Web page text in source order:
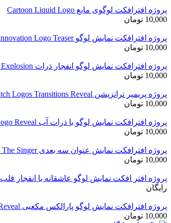
پروژه افترافکت لوگوی مایع Cartoon Liquid Logo
10,000 تومان
پروژه افترافکت نمایش لوگو Innovation Logo Teaser
10,000 تومان
پروژه افترافکت نمایش لوگو انفجار ذرات Particles Explosion
10,000 تومان
پروژه پریمیر ترانزیشن Glitch Logos Transitions Reveal
10,000 تومان
پروژه افترافکت نمایش لوگو با ذرات آب Clashing Liquid Logo Reveal
10,000 تومان
پروژه افترافکت نمایش عنوان سه بعدی E3D – The Singer
10,000 تومان
پروژه افتر افکت نمایش لوگو عاشقانه با انفجار قلب Heart Love Logo
رایگان
پروژه افترافکت نمایش لوگو پارالکس مکعبی Cube Parallax Logo Reveal
10,000 تومان